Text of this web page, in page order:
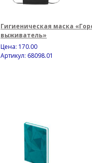
Гигиеническая маска
выживатель»
Цена: 170.00
Артикул: 68098.01